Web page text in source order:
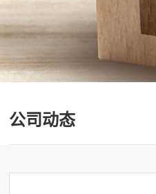
公司动态